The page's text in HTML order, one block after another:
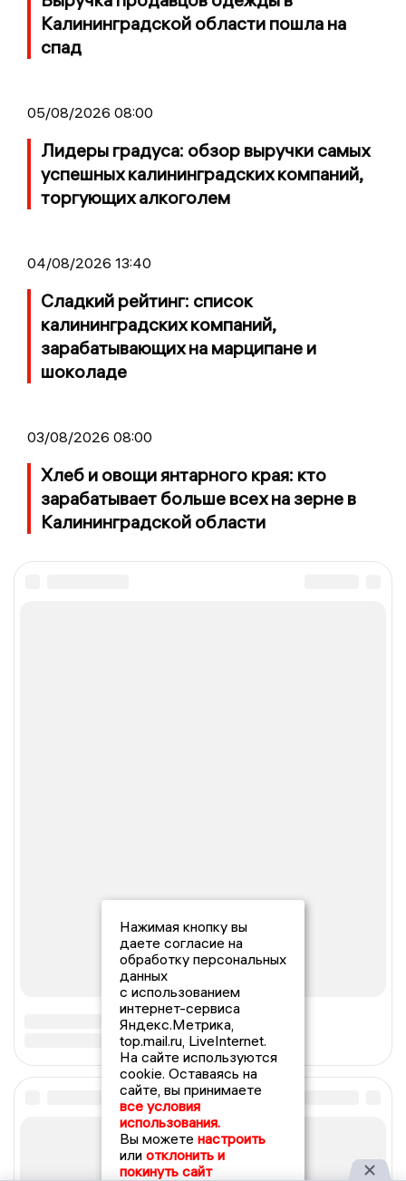
Калининградской области пошла на
спад
05/08/2026 08:00
Лидеры градуса: обзор выручки самых
успешных калининградских компаний,
торгующих алкоголем
04/08/2026 13:40
Сладкий рейтинг: список
калининградских компаний,
зарабатывающих на марципане и
шоколаде
03/08/2026 08:00
Хлеб и овощи янтарного края: кто
зарабатывает больше всех на зерне в
Калининградской области
Нажимая кнопку вы
даете согласие на
обработку персональных
данных
с использованием
интернет-сервиса
Яндекс.Метрика,
top.mail.ru, LiveInternet.
На сайте используются
cookie. Оставаясь на
сайте, вы принимаете
все условия
использования.
Вы можете настроить
или отклонить и
покинуть сайт